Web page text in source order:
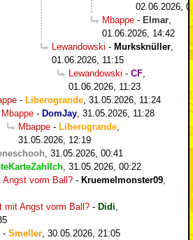
02.06.2026,
Mbappe - Elmar
01.06.2026, 14:42
Lewandowski - Murksknüller
01.06.2026, 11:15
Lewandowski - CF
01.06.2026, 11:23
- Liberogrande 31.05.2026, 11:24
Mbappe - DomJay 31.05.2026, 11:28
Mbappe - Liberogrande
31.05.2026, 12:19
31.05.2026, 00:41
31.05.2026, 00:22
Angst vorm Ball? - Kruemelmonster09
mit Angst vorm Ball? - Didi
- Smeller 30.05.2026, 21:05